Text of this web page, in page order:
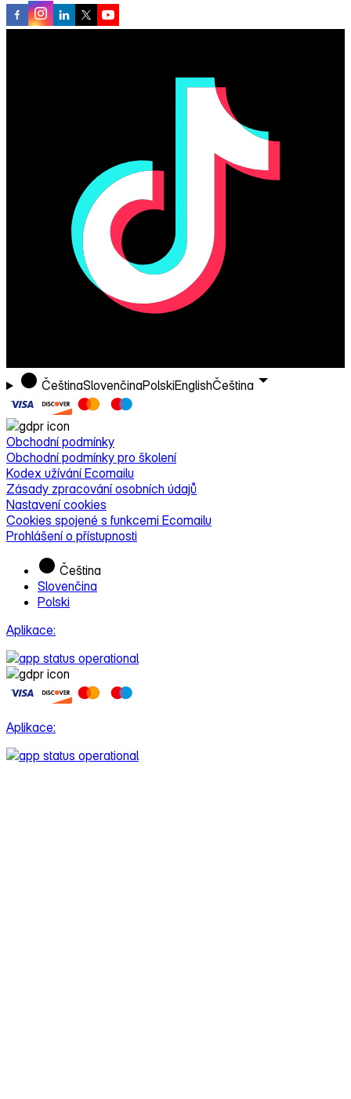
ČeštinaSlovenčinaPolskiEnglishČeština
Obchodní podmínky
Obchodní podmínky pro školení
Kodex užívání Ecomailu
Zásady zpracování osobních údajů
Nastavení cookies
Cookies spojené s funkcemi Ecomailu
Prohlášení o přístupnosti
Čeština
Slovenčina
Polski
Aplikace:
Aplikace: